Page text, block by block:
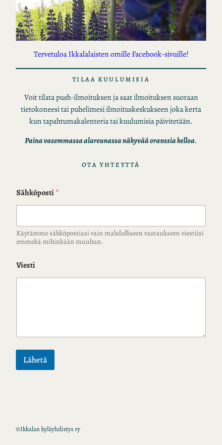
Tervetuloa Ikkalalaisten omille Facebook-sivuille!
TILAA KUULUMISIA
Voit tilata push-ilmoituksen ja saat ilmoituksen suoraan
tietokoneesi tai puhelimesi ilmoituskeskukseen joka kerta
kun tapahtumakalenteria tai kuulumisia päivitetään.
Paina vasemmassa alareunassa näkyvää oranssia kelloa.
OTA YHTEYTTÄ
Sähköposti*
Käytämme sähköpostiasi vain mahdolliseen vastaukseen viestiisi
emmekä mihinkään muuhun.
Viesti
Lähetä
©Ikkalan kyläyhdistys ry